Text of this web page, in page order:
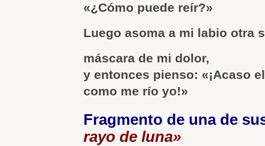
«¿Cómo puede reír?»
Luego asoma a mi labio otra
máscara de mi dolor,
y entonces pienso: «¡Acaso
como me río yo!»
Fragmento de una de
rayo de luna»